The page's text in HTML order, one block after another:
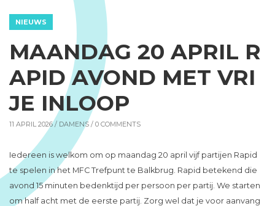
NIEUWS
MAANDAG 20 APRIL R
APID AVOND MET VRI
JE INLOOP
11 APRIL 2026 / DAMENS / 0 COMMENTS
Iedereen is welkom om op maandag 20 april vijf partijen Rapid
te spelen in het MFC Trefpunt te Balkbrug. Rapid betekend die
avond 15 minuten bedenktijd per persoon per partij. We starten
om half acht met de eerste partij. Zorg wel dat je voor aanvang